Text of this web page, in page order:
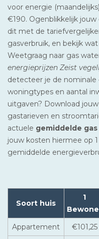
voor energie
€190. Ogenblikkelijk
dit met de
gasverbruik, en bekijk
Weetgraag naar gas
energieprijzen Zeist
detecteer je de
woningtypes en aantal
uitgaven? Download
gastarieven en
actuele gemiddelde
jouw kosten hiermee op
gemiddelde
Soort huis
1
Appartement
€101,25